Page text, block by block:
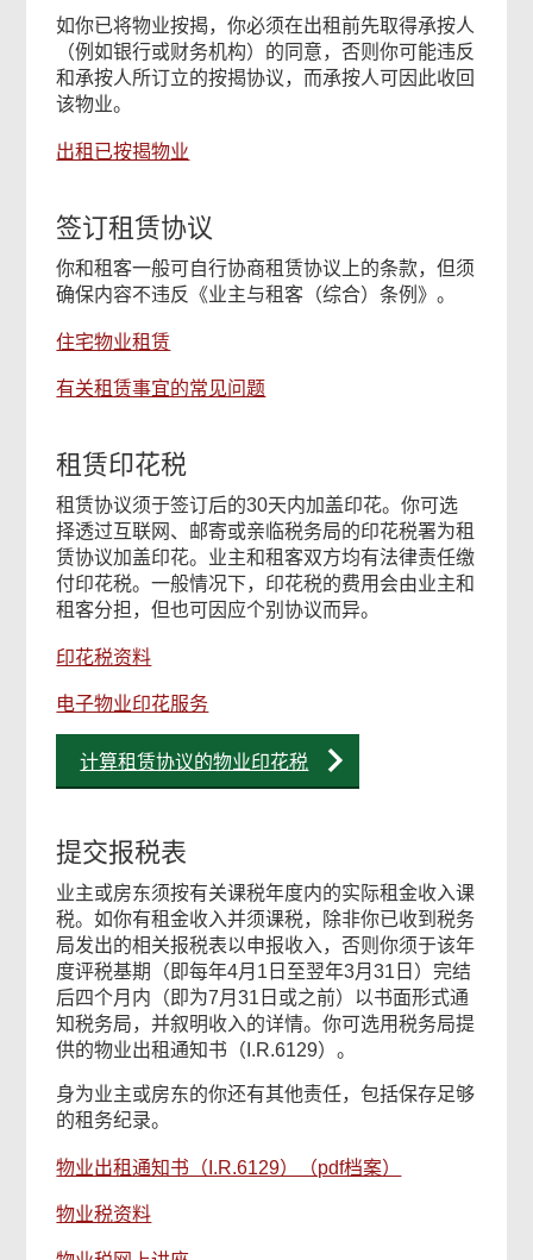
如你已将物业按揭，你必须在出租前先取得承按人
（例如银行或财务机构）的同意，否则你可能违反
和承按人所订立的按揭协议，而承按人可因此收回
该物业。
出租已按揭物业
签订租赁协议
你和租客一般可自行协商租赁协议上的条款，但须
确保内容不违反《业主与租客（综合）条例》。
住宅物业租赁
有关租赁事宜的常见问题
租赁印花税
租赁协议须于签订后的30天内加盖印花。你可选
择透过互联网、邮寄或亲临税务局的印花税署为租
赁协议加盖印花。业主和租客双方均有法律责任缴
付印花税。一般情况下，印花税的费用会由业主和
租客分担，但也可因应个别协议而异。
印花税资料
电子物业印花服务
计算租赁协议的物业印花税
提交报税表
业主或房东须按有关课税年度内的实际租金收入课
税。如你有租金收入并须课税，除非你已收到税务
局发出的相关报税表以申报收入，否则你须于该年
度评税基期（即每年4月1日至翌年3月31日）完结
后四个月内（即为7月31日或之前）以书面形式通
知税务局，并叙明收入的详情。你可选用税务局提
供的物业出租通知书（I.R.6129）。
身为业主或房东的你还有其他责任，包括保存足够
的租务纪录。
物业出租通知书（I.R.6129）（pdf档案）
物业税资料